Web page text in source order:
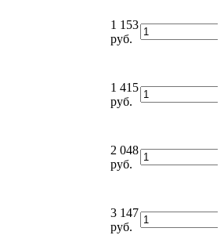
1 153
руб.
1 415
руб.
2 048
руб.
3 147
руб.